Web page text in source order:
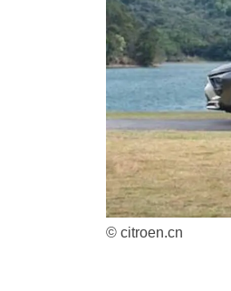
© citroen.cn